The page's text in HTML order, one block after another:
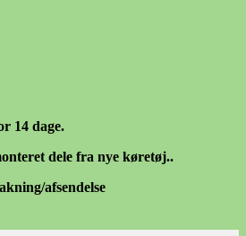
14 dage.
dele fra nye køretøj..
afsendelse